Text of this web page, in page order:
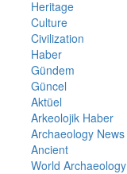
Heritage
Culture
Civilization
Haber
Gündem
Güncel
Aktüel
Arkeolojik Haber
Archaeology News
Ancient
World Archaeology